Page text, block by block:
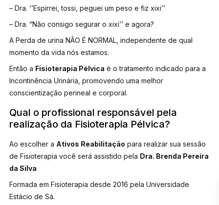
– Dra. ‘’Espirrei, tossi, peguei um peso e fiz xixi’’
– Dra. “Não consigo segurar o xixi’’ e agora?
A Perda de urina NÃO É NORMAL, independente de qual
momento da vida nós estamos.
Então a Fisioterapia Pélvica é o tratamento indicado para a
Incontinência Urinária, promovendo uma melhor
conscientização perineal e corporal.
Qual o profissional responsável pela
realização da Fisioterapia Pélvica?
Ao escolher a Ativos Reabilitação para realizar sua sessão
de Fisioterapia você será assistido pela Dra. Brenda Pereira
da Silva
Formada em Fisioterapia desde 2016 pela Universidade
Estácio de Sá.